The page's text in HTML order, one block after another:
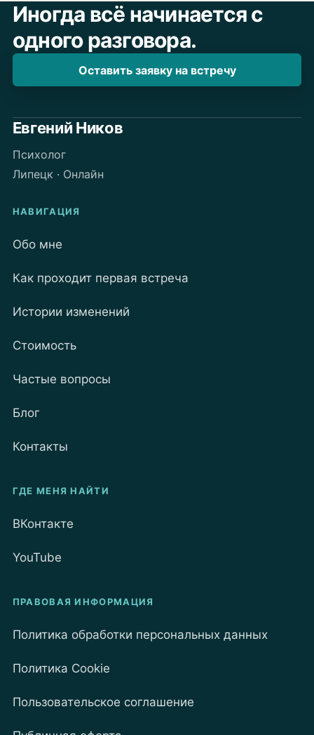
Иногда всё начинается с
одного разговора.
Оставить заявку на встречу
Евгений Ников
Психолог
Липецк · Онлайн
НАВИГАЦИЯ
Обо мне
Как проходит первая встреча
Истории изменений
Стоимость
Частые вопросы
Блог
Контакты
ГДЕ МЕНЯ НАЙТИ
ВКонтакте
YouTube
ПРАВОВАЯ ИНФОРМАЦИЯ
Политика обработки персональных данных
Политика Cookie
Пользовательское соглашение